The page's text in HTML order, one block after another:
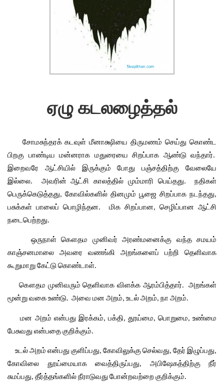
ஏழு கடலழைத்தல்
சோமசுந்தரக் கடவுள் மீனாக்ஷியை திருமணம் செய்து கொண்ட
பிறகு பாண்டிய மன்னராக மதுரையை சிறப்பாக ஆண்டு வந்தார்
இறைவரே ஆட்சியில் இருக்கும் போது பஞ்சத்திற்கு
வேலையே
இல்லை. அவரின் ஆட்சி காலத்தில் மும்மாரி பெய்தது. நதிகள்
பெருக்கெடுத்தது, கோவில்களில் தினமும் பூஜை சிறப்பாக நடந்தது
பசுக்கள் பாலைப் பொழிந்தன. மிக சிறப்பான, செழிப்பான ஆட்சி
நடைபெற்றது.
ஒருநாள் கௌதம முனிவர் அரண்மனைக்கு வந்த சமயம்
காஞ்சனமாலை
அவரை வணங்கி அறங்களைப் பற்றி
தெளிவாக
கூறுமாறுகேட்டு கொண்டாள்.
கௌதம முனிவரும் தெளிவாக விளக்க ஆரம்பித்தார். அறங்கள்
மூன்றுவகைஉண்டு. அவை மன அறம், உடல்அறம், நா அறம்.
மன அறம் என்பது இரக்கம், பக்தி , தூய்மை, பொறுமை, உண்மை
பேசுவது என்பதைகுறிக்கும்.
உடல்அறம் என்பது குளிப்பது, கோவிலுக்குசெல்வது, தேர் இழுப்பது
கோவிலை தூய்மையாக வைத்திருப்பது, அபிஷேகத்திற்கு
நீர்
சுமப்பது, தீர்த்தங்களில்நீராடுவது போன்றவற்றை குறிக்கும்.
THIRUVASAGAM
DONORS